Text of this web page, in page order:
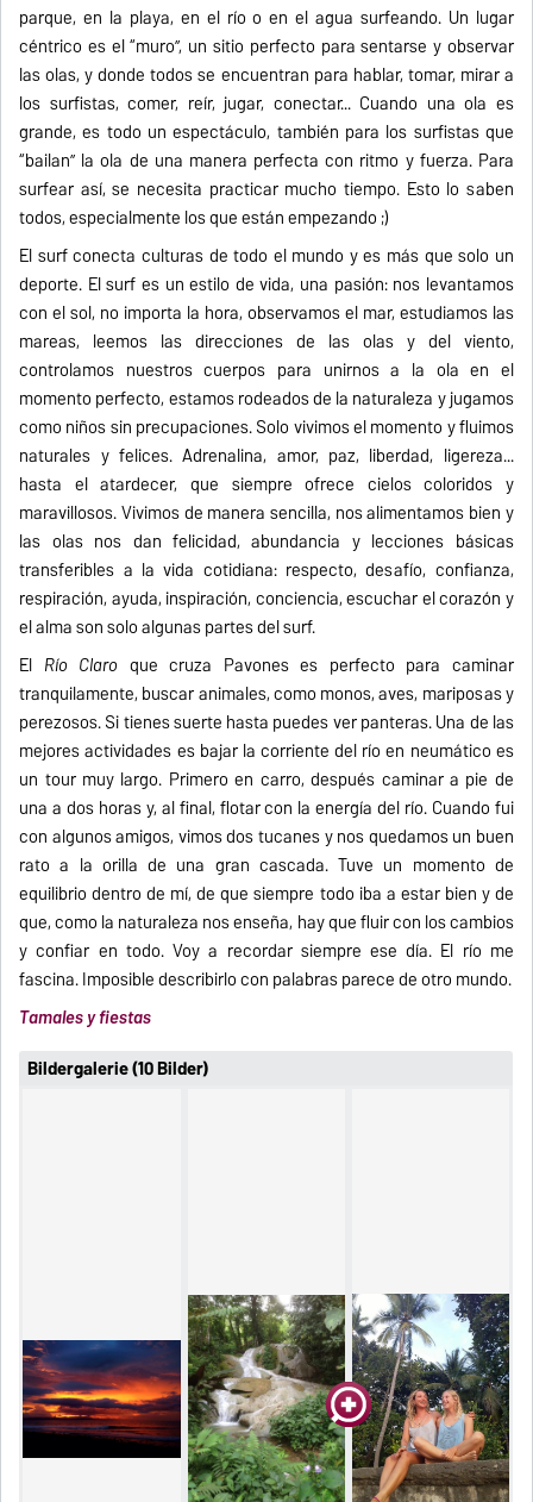
parque, en la playa, en el río o en el agua surfeando. Un lugar
céntrico es el “muro”, un sitio perfecto para sentarse y observar
las olas, y donde todos se encuentran para hablar, tomar, mirar a
los surfistas, comer, reír, jugar, conectar... Cuando una ola es
grande, es todo un espectáculo, también para los surfistas que
“bailan” la ola de una manera perfecta con ritmo y fuerza. Para
surfear así, se necesita practicar mucho tiempo. Esto lo saben
todos, especialmente los que están empezando ;)
El surf conecta culturas de todo el mundo y es más que solo un
deporte. El surf es un estilo de vida, una pasión: nos levantamos
con el sol, no importa la hora, observamos el mar, estudiamos las
mareas, leemos las direcciones de las olas y del viento,
controlamos nuestros cuerpos para unirnos a la ola en el
momento perfecto, estamos rodeados de la naturaleza y jugamos
como niños sin precupaciones. Solo vivimos el momento y fluimos
naturales y felices. Adrenalina, amor, paz, liberdad, ligereza...
hasta el atardecer, que siempre ofrece cielos coloridos y
maravillosos. Vivimos de manera sencilla, nos alimentamos bien y
las olas nos dan felicidad, abundancia y lecciones básicas
transferibles a la vida cotidiana: respecto, desafío, confianza,
respiración, ayuda, inspiración, conciencia, escuchar el corazón y
el alma son solo algunas partes del surf.
El Río Claro que cruza Pavones es perfecto para caminar
tranquilamente, buscar animales, como monos, aves, mariposas y
perezosos. Si tienes suerte hasta puedes ver panteras. Una de las
mejores actividades es bajar la corriente del río en neumático es
un tour muy largo. Primero en carro, después caminar a pie de
una a dos horas y, al final, flotar con la energía del río. Cuando fui
con algunos amigos, vimos dos tucanes y nos quedamos un buen
rato a la orilla de una gran cascada. Tuve un momento de
equilibrio dentro de mí, de que siempre todo iba a estar bien y de
que, como la naturaleza nos enseña, hay que fluir con los cambios
y confiar en todo. Voy a recordar siempre ese día. El río me
fascina. Imposible describirlo con palabras parece de otro mundo.
Tamales y fiestas
Bildergalerie (10 Bilder)